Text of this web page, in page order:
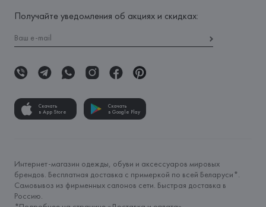
Получайте уведомления об акциях и скидках:
Скачать
в App Store
Скачать
в Google Play
Интернет-магазин одежды, обуви и аксессуаров мировых
брендов. Бесплатная доставка с примеркой по всей Беларуси*.
Самовывоз из фирменных салонов сети. Быстрая доставка в
Россию.